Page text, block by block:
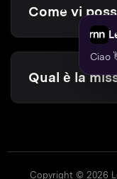
Come vi
Qual è la
Copyright © 2026
Ciao